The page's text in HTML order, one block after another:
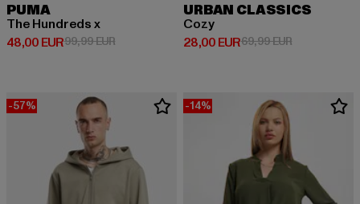
PUMA
The Hundreds x
48,00 EUR
Derzeitiger Preis: 48,00 EUR
99,99 EURAktionspreis: 99,99 EUR
URBAN CLASSICS
Cozy
28,00 EUR
Derzeitiger Preis: 28,00 EUR
69,99 EURAktionspreis:
-57% -14%